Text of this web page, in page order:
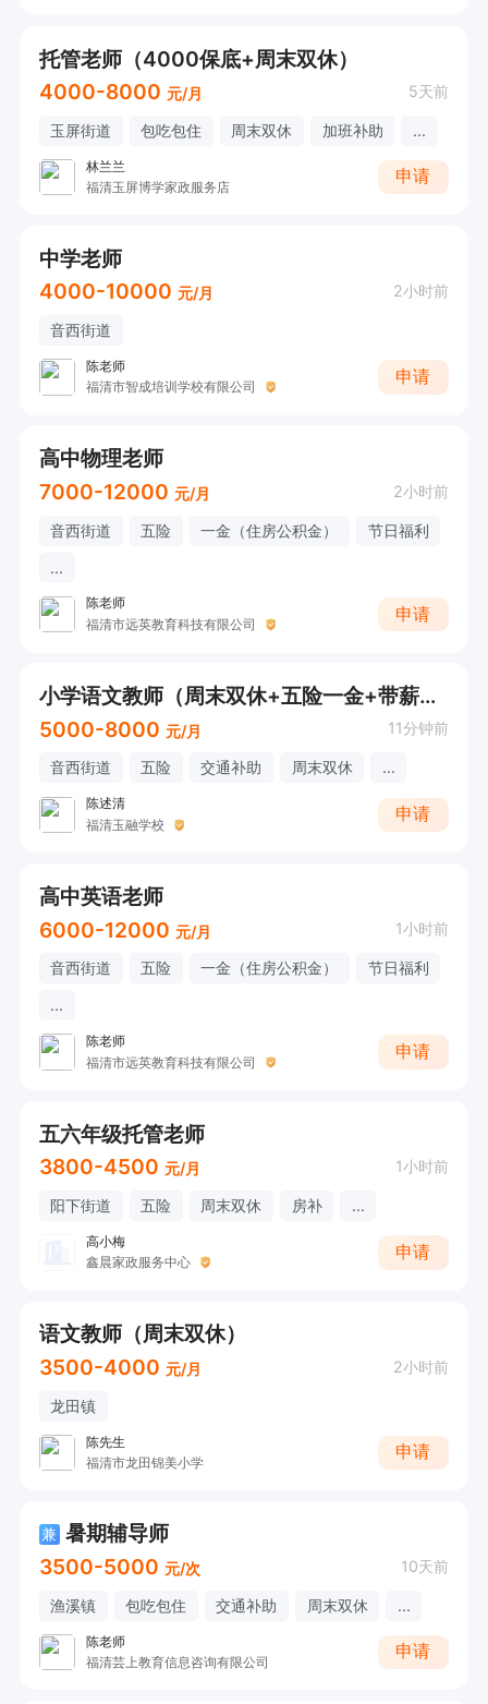
托管老师（4000保底+周末双休）
4000-8000 元/月 5天前
玉屏街道 包吃包住 周末双休 加班补助 ...
林兰兰
福清玉屏博学家政服务店
申请
中学老师
4000-10000 元/月 2小时前
音西街道
陈老师
福清市智成培训学校有限公司
申请
高中物理老师
7000-12000 元/月 2小时前
音西街道 五险 一金（住房公积金）
节日福利
...
陈老师
福清市远英教育科技有限公司
申请
小学语文教师（周末双休+五险一金+带薪寒暑假+法定节假日）
5000-8000 元/月 11分钟前
音西街道 五险 交通补助 周末双休 ...
陈述清
福清玉融学校
申请
高中英语老师
6000-12000 元/月 1小时前
音西街道 五险 一金（住房公积金）
节日福利
...
陈老师
福清市远英教育科技有限公司
申请
五六年级托管老师
3800-4500 元/月 1小时前
阳下街道 五险 周末双休 房补 ...
高小梅
鑫晨家政服务中心
申请
语文教师（周末双休）
3500-4000 元/月 2小时前
龙田镇
陈先生
福清市龙田锦美小学
申请
兼 暑期辅导师
3500-5000 元/次 10天前
渔溪镇 包吃包住 交通补助 周末双休 ...
陈老师
福清芸上教育信息咨询有限公司
申请